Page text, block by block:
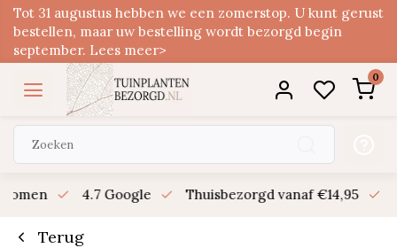
Tot 31 augustus hebben we een zomerstop. U kunt gerust
bestellen, maar uw bestelling wordt bezorgd begin
september. Lees meer>
0
4.7 Google Thuisbezorgd vanaf €14,95
Terug